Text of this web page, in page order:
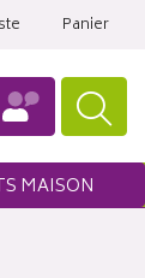
Panier
MAISON